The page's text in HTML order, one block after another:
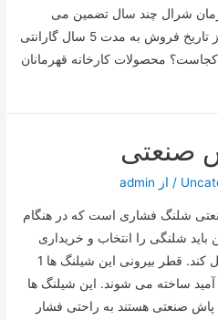
شرال چند سال تضمین می
شود؟ محصولات این تولید کننده از تاریخ فروش به مدت 5 سال گارانتی
محصولات کارخانه قهرمانان
صنعتی
/ از admin
شلنگ فشاری است که در هنگام
باید شلنگی را انتخاب و خریداری
کنید که فشار بسیار بالایی را تحمل کند. قطر بیرونی این شیلنگ ها 1
ساخته می شوند. این شیلنگ ها
صنعتی هستند به راحتی فشار